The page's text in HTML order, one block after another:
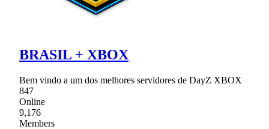
BRASIL + XBOX
Bem vindo a um dos melhores servidores de DayZ XBOX
847
Online
9,176
Members